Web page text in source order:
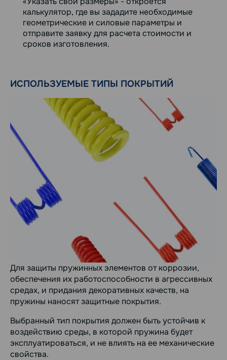
калькулятор, где вы зададите необходимые
геометрические и силовые параметры и
отправите заявку для расчета стоимости и
сроков изготовления.
ИСПОЛЬЗУЕМЫЕ ТИПЫ ПОКРЫТИЙ
Для защиты пружинных элементов от коррозии,
обеспечения их работоспособности в агрессивных
средах, и придания декоративных качеств, на
пружины наносят защитные покрытия.
Выбранный тип покрытия должен быть устойчив к
воздействию среды, в которой пружина будет
эксплуатироваться, и не влиять на ее механические
свойства.